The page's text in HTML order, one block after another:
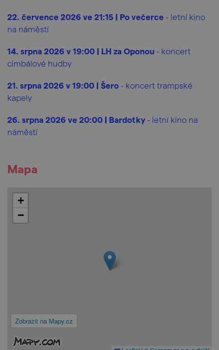
22. července 2026 ve 21:15 | Po večerce - letní kino
na náměstí
14. srpna 2026 v 19:00 | LH za Oponou - koncert
cimbálové hudby
21. srpna 2026 v 19:00 | Šero - koncert trampské
kapely
26. srpna 2026 ve 20:00 | Bardotky - letní kino na
náměstí
Mapa
Zobrazit na Mapy.cz
+
−